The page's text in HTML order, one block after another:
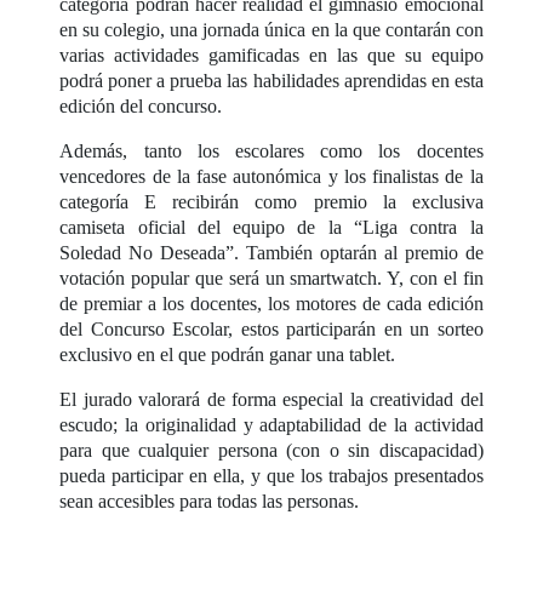
categoría podrán hacer realidad el gimnasio emocional
en su colegio, una jornada única en la que contarán con
varias actividades gamificadas en las que su equipo
podrá poner a prueba las habilidades aprendidas en esta
edición del concurso.
Además, tanto los escolares como los docentes
vencedores de la fase autonómica y los finalistas de la
categoría E recibirán como premio la exclusiva
camiseta oficial del equipo de la “Liga contra la
Soledad No Deseada”. También optarán al premio de
votación popular que será un smartwatch. Y, con el fin
de premiar a los docentes, los motores de cada edición
del Concurso Escolar, estos participarán en un sorteo
exclusivo en el que podrán ganar una tablet.
El jurado valorará de forma especial la creatividad del
escudo; la originalidad y adaptabilidad de la actividad
para que cualquier persona (con o sin discapacidad)
pueda participar en ella, y que los trabajos presentados
sean accesibles para todas las personas.